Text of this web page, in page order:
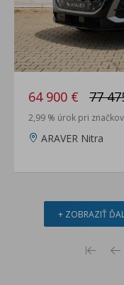
64 900 € 77
2,99 % úrok pri
ARAVER Nitra
+ ZOBRAZIŤ